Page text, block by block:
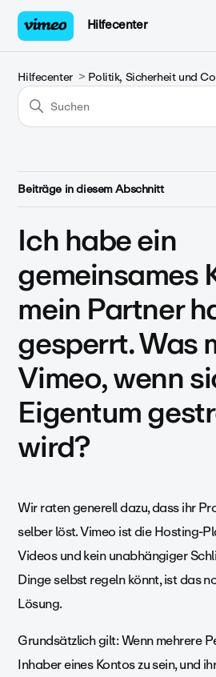
Hilfecenter
Hilfecenter Politik, Sicherheit und
Beiträge in diesem Abschnitt
Ich habe ein
gemeinsames
mein Partner
gesperrt. Was
Vimeo, wenn
Eigentum
wird?
Wir raten generell dazu, dass ihr
selber löst. Vimeo ist die Hosting-
Videos und kein unabhängiger
Dinge selbst regeln könnt, ist das
Lösung.
Grundsätzlich gilt: Wenn mehrere
Inhaber eines Kontos zu sein, und